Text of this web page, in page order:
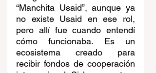
“Manchita Usaid”, aunque ya
no existe Usaid en ese rol,
pero allí fue cuando entendí
cómo funcionaba. Es un
ecosistema creado para
recibir fondos de cooperación